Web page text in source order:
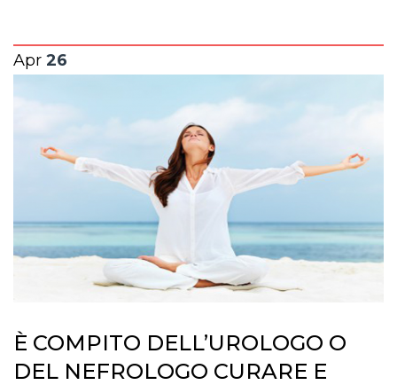
Apr 26
È COMPITO DELL’UROLOGO O
DEL NEFROLOGO CURARE E